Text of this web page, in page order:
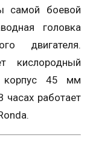
самой боевой
головка
двигателя.
кислородный
корпус 45 мм
работает